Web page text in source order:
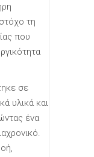
τη
που
σε
υλικά και
ένα